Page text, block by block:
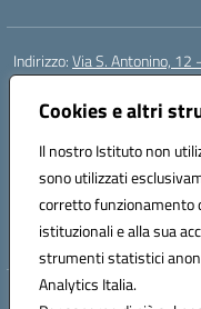
Cookies e altri
Il nostro Istituto non
sono utilizzati
corretto funzionamento
istituzionali e alla sua
strumenti statistici
Analytics Italia.
Indirizzo:Via S. Antonino, 12
Centralino:
Posta elettronica certificata
Codice fiscale:
Codice meccanografico:
Codice Indice delle
Codice unico di fatturazione
Hosting &